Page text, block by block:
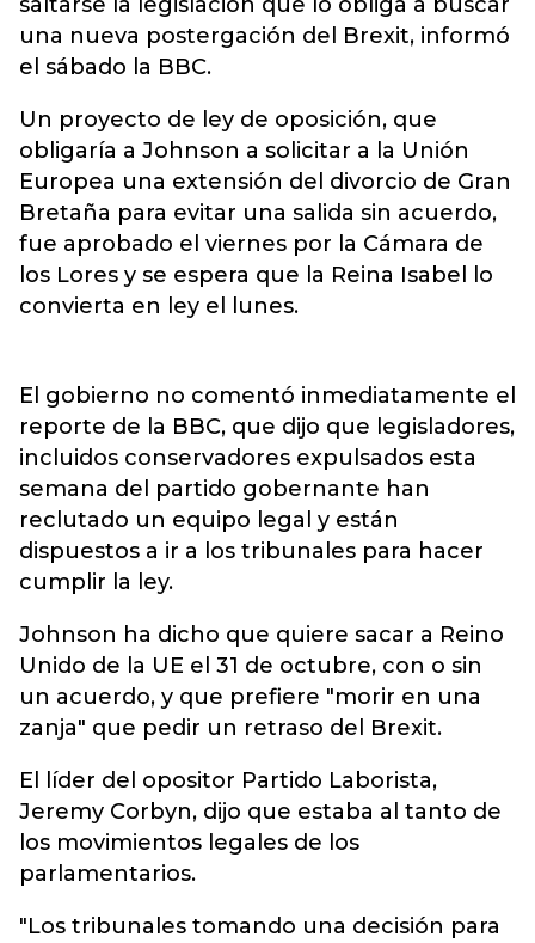
una nueva postergación del Brexit, informó
el sábado la BBC.
Un proyecto de ley de oposición, que
obligaría a Johnson a solicitar a la Unión
Europea una extensión del divorcio de Gran
Bretaña para evitar una salida sin acuerdo,
fue aprobado el viernes por la Cámara de
los Lores y se espera que la Reina Isabel lo
convierta en ley el lunes.
El gobierno no comentó inmediatamente el
reporte de la BBC, que dijo que legisladores,
incluidos conservadores expulsados esta
semana del partido gobernante han
reclutado un equipo legal y están
dispuestos a ir a los tribunales para hacer
cumplir la ley.
Johnson ha dicho que quiere sacar a Reino
Unido de la UE el 31 de octubre, con o sin
un acuerdo, y que prefiere "morir en una
zanja" que pedir un retraso del Brexit.
El líder del opositor Partido Laborista,
Jeremy Corbyn, dijo que estaba al tanto de
los movimientos legales de los
parlamentarios.
"Los tribunales tomando una decisión para